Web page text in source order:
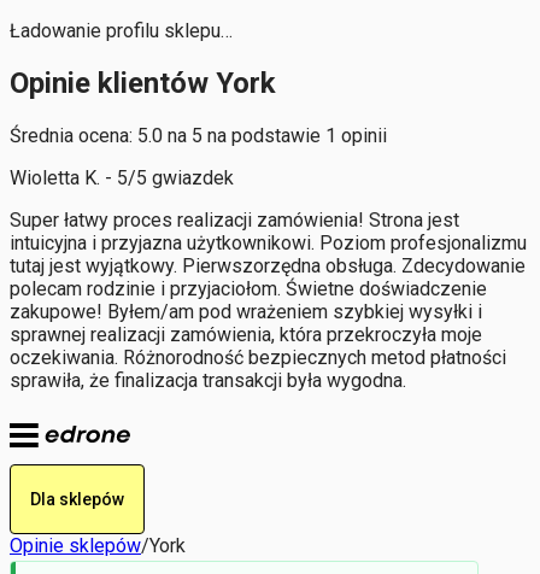
Ładowanie profilu sklepu…
Opinie klientów York
Średnia ocena: 5.0 na 5 na podstawie 1 opinii
Wioletta K. - 5/5 gwiazdek
Super łatwy proces realizacji zamówienia! Strona jest
intuicyjna i przyjazna użytkownikowi. Poziom profesjonalizmu
tutaj jest wyjątkowy. Pierwszorzędna obsługa. Zdecydowanie
polecam rodzinie i przyjaciołom. Świetne doświadczenie
zakupowe! Byłem/am pod wrażeniem szybkiej wysyłki i
sprawnej realizacji zamówienia, która przekroczyła moje
oczekiwania. Różnorodność bezpiecznych metod płatności
sprawiła, że finalizacja transakcji była wygodna.
Dla sklepów
Opinie sklepów/York